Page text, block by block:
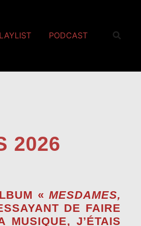
PODCAST
2026
« MESDAMES,
DE FAIRE
MUSIQUE, J’ÉTAIS